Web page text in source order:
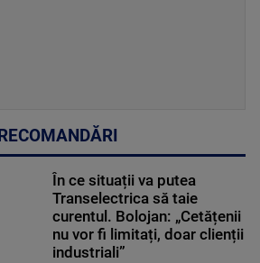
RECOMANDĂRI
În ce situații va putea
Transelectrica să taie
curentul. Bolojan: „Cetățenii
nu vor fi limitați, doar clienții
industriali”